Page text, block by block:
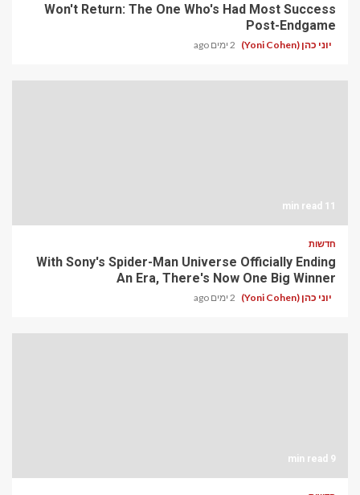
Won't Return: The One Who's Had Most Success
Post-Endgame
יוני כהן (Yoni Cohen) 2 ימים ago
11 min read
חדשות
With Sony's Spider-Man Universe Officially Ending
An Era, There's Now One Big Winner
יוני כהן (Yoni Cohen) 2 ימים ago
9 min read